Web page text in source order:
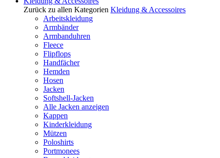
Zurück zu allen Kategorien Kleidung & Accessoires
Arbeitskleidung
Armbänder
Armbanduhren
Fleece
Flipflops
Handfächer
Hemden
Hosen
Jacken
Softshell-Jacken
Alle Jacken anzeigen
Kappen
Kinderkleidung
Mützen
Poloshirts
Portmonees